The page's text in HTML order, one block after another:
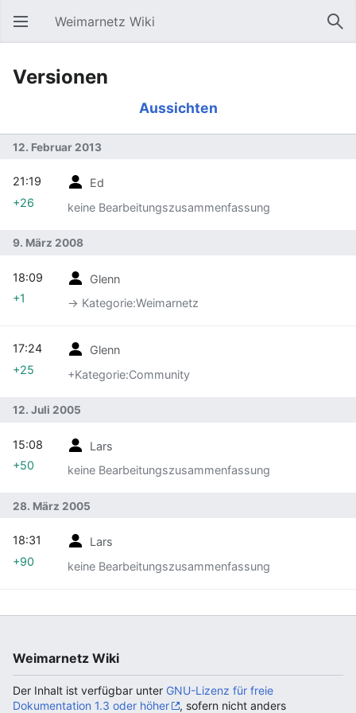
Hauptmenü öffnen Weimarnetz Wiki
Versionen
Aussichten
12. Februar 2013
Ed
keine Bearbeitungszusammenfassung
21:19
+26
9. März 2008
Glenn
-> Kategorie:Weimarnetz
18:09
+1
Glenn
+Kategorie:Community
17:24
+25
12. Juli 2005
Lars
keine Bearbeitungszusammenfassung
15:08
+50
28. März 2005
Lars
keine Bearbeitungszusammenfassung
18:31
+90
Weimarnetz Wiki
Der Inhalt ist verfügbar unter GNU-Lizenz für freie
Dokumentation 1.3 oder höher
, sofern nicht anders